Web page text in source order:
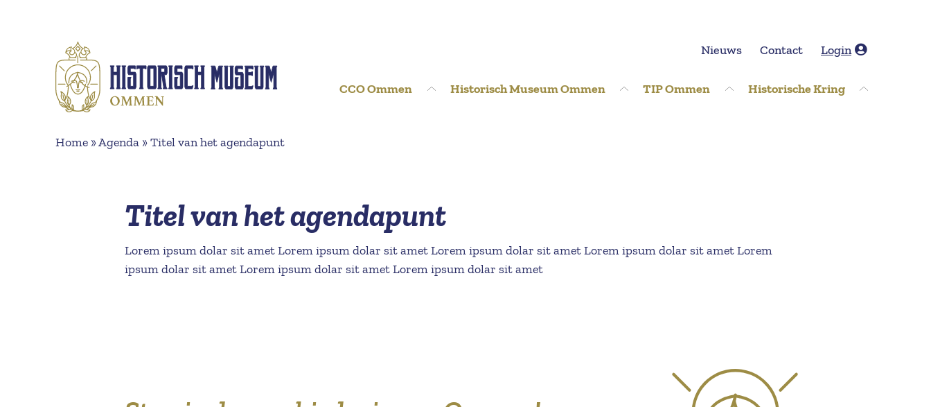
Nieuws Contact Login
CCO Ommen Historisch Museum Ommen TIP Ommen Historische Kring
Home »Agenda »Titel van het agendapunt
Titel van het agendapunt
Lorem ipsum dolar sit amet Lorem ipsum dolar sit amet Lorem ipsum dolar sit amet Lorem ipsum dolar sit amet Lorem
ipsum dolar sit amet Lorem ipsum dolar sit amet Lorem ipsum dolar sit amet